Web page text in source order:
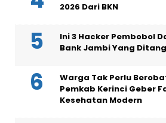
2026 Dari BKN
Ini 3 Hacker Pembobol
Bank Jambi Yang
Warga Tak Perlu
Pemkab Kerinci Geber
Kesehatan Modern